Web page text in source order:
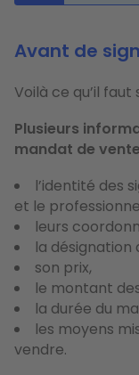
Avant de
Voilà ce qu’il faut
Plusieurs
mandat de
l’identité des
et le
leurs
la désignation
son prix,
le montant
la durée du
les moyens
vendre.